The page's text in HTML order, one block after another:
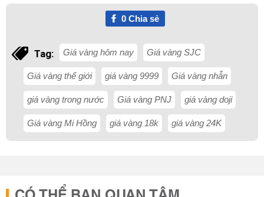
0Chia sẻ
Tag: Giá vàng hôm nay Giá vàng SJC
Giá vàng thế giới giá vàng 9999 Giá vàng nhẫn
giá vàng trong nước Giá vàng PNJ giá vàng doji
Giá vàng Mi Hồng giá vàng 18k giá vàng 24K